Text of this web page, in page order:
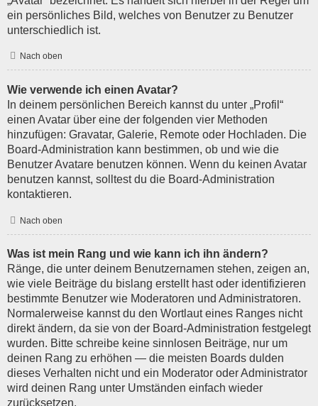
ein persönliches Bild, welches von Benutzer zu Benutzer
unterschiedlich ist.
Nach oben
Wie verwende ich einen Avatar?
In deinem persönlichen Bereich kannst du unter „Profil“
einen Avatar über eine der folgenden vier Methoden
hinzufügen: Gravatar, Galerie, Remote oder Hochladen. Die
Board-Administration kann bestimmen, ob und wie die
Benutzer Avatare benutzen können. Wenn du keinen Avatar
benutzen kannst, solltest du die Board-Administration
kontaktieren.
Nach oben
Was ist mein Rang und wie kann ich ihn ändern?
Ränge, die unter deinem Benutzernamen stehen, zeigen an,
wie viele Beiträge du bislang erstellt hast oder identifizieren
bestimmte Benutzer wie Moderatoren und Administratoren.
Normalerweise kannst du den Wortlaut eines Ranges nicht
direkt ändern, da sie von der Board-Administration festgelegt
wurden. Bitte schreibe keine sinnlosen Beiträge, nur um
deinen Rang zu erhöhen — die meisten Boards dulden
dieses Verhalten nicht und ein Moderator oder Administrator
wird deinen Rang unter Umständen einfach wieder
zurücksetzen.